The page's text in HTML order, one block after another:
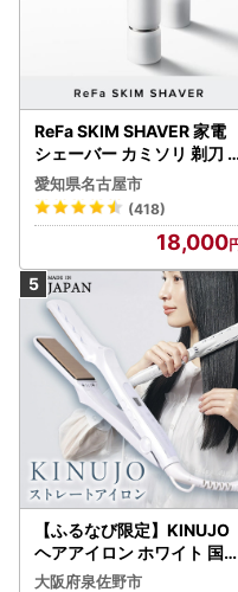
ReFa SKIM SHAVER 家電
シェーバー カミソリ 剃刀
シェーバー
愛知県名古屋市
(418)
18,000
【ふるなび限定】KINUJO
ヘアアイロン ホワイト 国内
製造 FN-Limited-PR
大阪府泉佐野市